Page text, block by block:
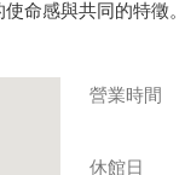
命感與共同的特徵。
營業時間
休館日